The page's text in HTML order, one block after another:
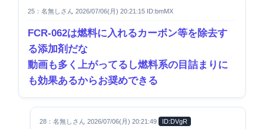
25：名無しさん 2026/07/06(月) 20:21:15 ID:bmMX
FCR-062は燃料に入れるカーボン等を除去す
る添加剤だな
動画も多く上がってるし燃料系の目詰まりに
も効果あるからお奨めできる
28：名無しさん 2026/07/06(月) 20:21:49 ID:DVgR